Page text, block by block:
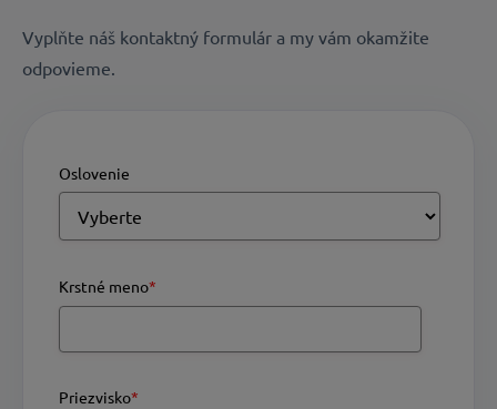
Vyplňte náš kontaktný formulár a my vám okamžite
odpovieme.
Oslovenie
Krstné meno*
Priezvisko*